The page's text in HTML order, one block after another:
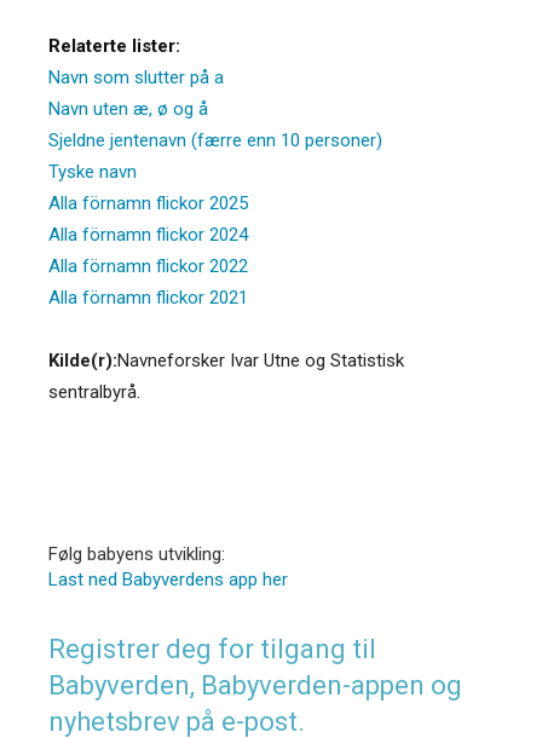
Relaterte lister:
Navn som slutter på a
Navn uten æ, ø og å
Sjeldne jentenavn (færre enn 10 personer)
Tyske navn
Alla förnamn flickor 2025
Alla förnamn flickor 2024
Alla förnamn flickor 2022
Alla förnamn flickor 2021
Kilde(r):Navneforsker Ivar Utne og Statistisk
sentralbyrå.
Følg babyens utvikling:
Last ned Babyverdens app her
Registrer deg for tilgang til
Babyverden, Babyverden-appen og
nyhetsbrev på e-post.